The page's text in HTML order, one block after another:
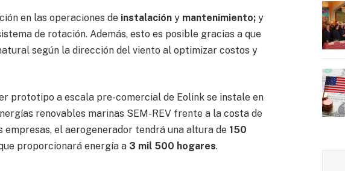
en las operaciones de instalación y mantenimiento; y
de rotación. Además, esto es posible gracias a que
según la dirección del viento al optimizar costos y
prototipo a escala pre-comercial de Eolink se instale en
renovables marinas SEM-REV frente a la costa de
empresas, el aerogenerador tendrá una altura de 150
proporcionará energía a 3 mil 500 hogares.